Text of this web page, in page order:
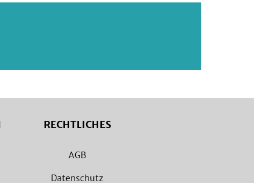
RECHTLICHES
AGB
Datenschutz